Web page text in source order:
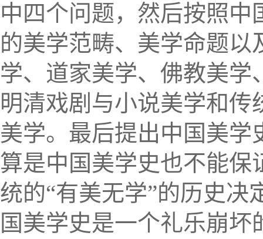
中四个问题，然后按照
的美学范畴、美学命题
学、道家美学、佛教美
明清戏剧与小说美学和
美学。最后提出中国美
算是中国美学史也不能保
统的“有美无学”的历史决
国美学史是一个礼乐崩